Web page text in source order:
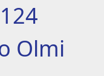
Olmi